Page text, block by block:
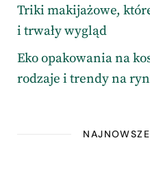
Triki makijażowe,
i trwały wygląd
Eko opakowania na
rodzaje i trendy na